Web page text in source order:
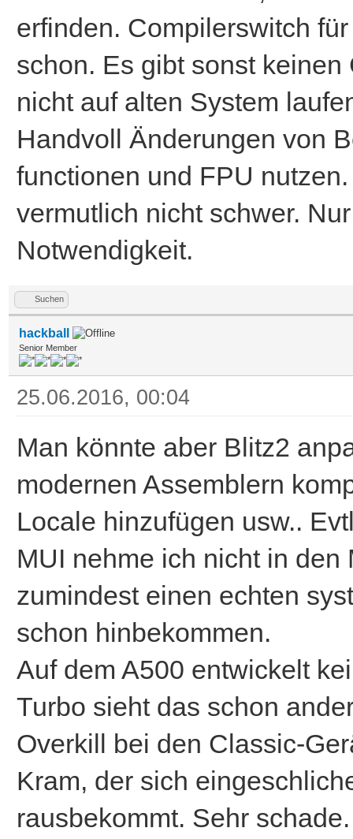
erfinden. Compilerswitch
schon. Es gibt sonst
nicht auf alten System
Handvoll Änderungen von
functionen und FPU
vermutlich nicht schwer.
Notwendigkeit.
Suchen
hackball
Senior Member
25.06.2016, 00:04
Man könnte aber Blitz2
modernen Assemblern
Locale hinzufügen usw..
MUI nehme ich nicht in
zumindest einen echten
schon hinbekommen.
Auf dem A500 entwickelt
Turbo sieht das schon
Overkill bei den Classic-
Kram, der sich
rausbekommt. Sehr schade.